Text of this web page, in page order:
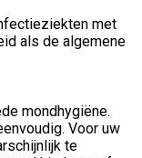
met
als de algemene
mondhygiëne.
Voor uw
te